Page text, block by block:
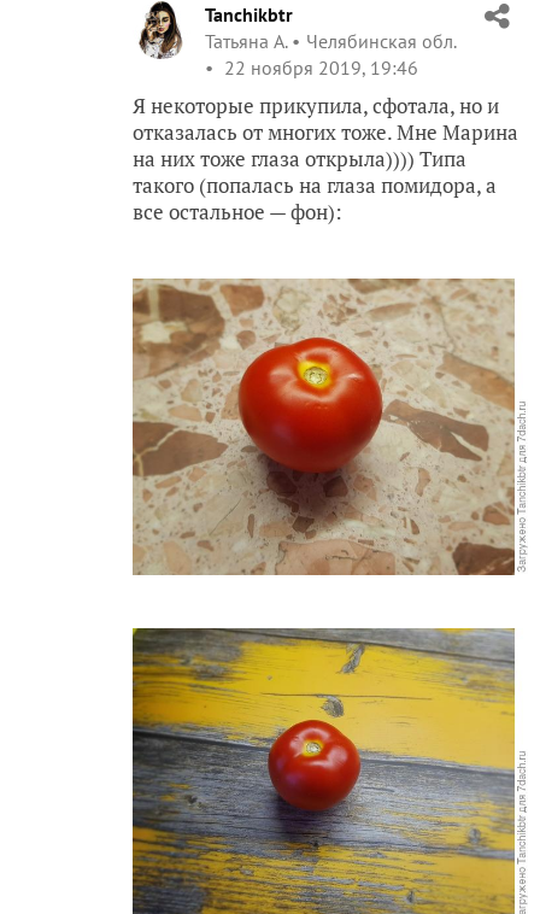
Tanchikbtr
Татьяна А.
Челябинская обл.
22 ноября 2019, 19:46
Я некоторые прикупила, сфотала, но и
отказалась от многих тоже. Мне Марина
на них тоже глаза открыла)))) Типа
такого (попалась на глаза помидора, а
все остальное — фон):